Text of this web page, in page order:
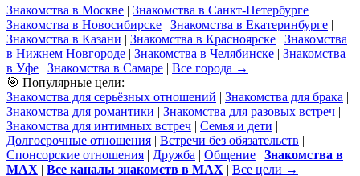
Знакомства в Москве | Знакомства в Санкт-Петербурге |
Знакомства в Новосибирске | Знакомства в Екатеринбурге |
Знакомства в Казани | Знакомства в Красноярске | Знакомства
в Нижнем Новгороде | Знакомства в Челябинске | Знакомства
в Уфе | Знакомства в Самаре | Все города →
🎯 Популярные цели:
Знакомства для серьёзных отношений | Знакомства для брака |
Знакомства для романтики | Знакомства для разовых встреч |
Знакомства для интимных встреч | Семья и дети |
Долгосрочные отношения | Встречи без обязательств |
Спонсорские отношения | Дружба | Общение | Знакомства в
MAX | Все каналы знакомств в MAX | Все цели →